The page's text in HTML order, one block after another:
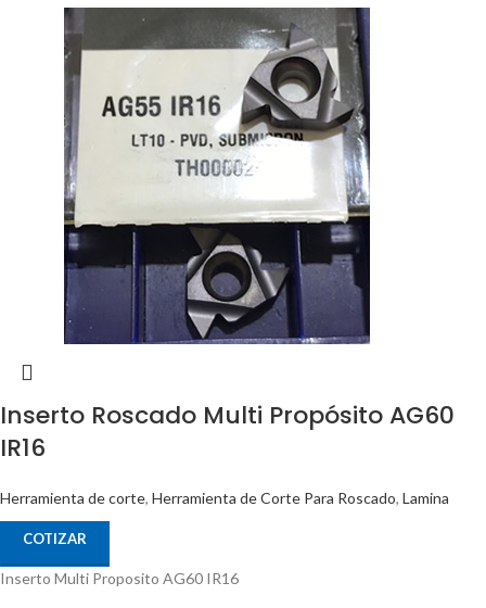
Inserto Roscado Multi Propósito AG60
IR16
Herramienta de corte, Herramienta de Corte Para Roscado, Lamina
COTIZAR
Inserto Multi Proposito AG60 IR16